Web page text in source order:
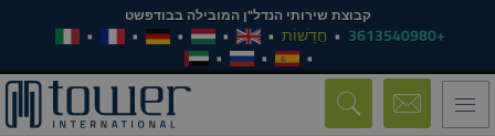
קבוצת שירותי הנדל"ן המובילה בבודפשט
+3613540980 חֲדָשׁוֹת
Toggle